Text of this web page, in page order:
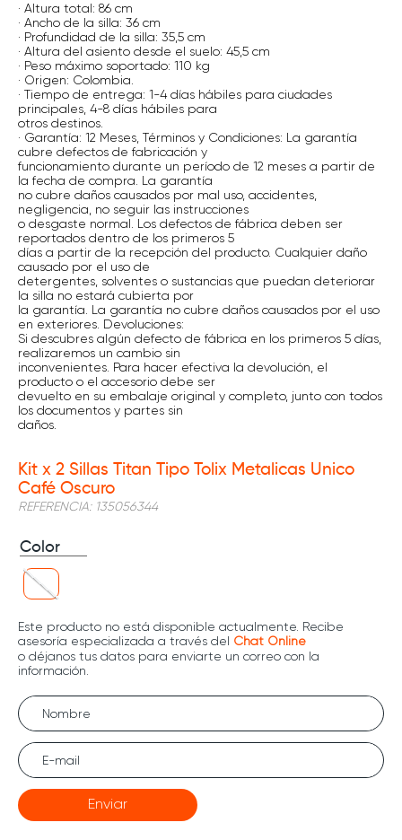
· Altura total: 86 cm
· Ancho de la silla: 36 cm
· Profundidad de la silla: 35,5 cm
· Altura del asiento desde el suelo: 45,5 cm
· Peso máximo soportado: 110 kg
· Origen: Colombia.
· Tiempo de entrega: 1-4 días hábiles para ciudades
principales, 4-8 días hábiles para
otros destinos.
· Garantía: 12 Meses, Términos y Condiciones: La garantía
cubre defectos de fabricación y
funcionamiento durante un período de 12 meses a partir de
la fecha de compra. La garantía
no cubre daños causados por mal uso, accidentes,
negligencia, no seguir las instrucciones
o desgaste normal. Los defectos de fábrica deben ser
reportados dentro de los primeros 5
días a partir de la recepción del producto. Cualquier daño
causado por el uso de
detergentes, solventes o sustancias que puedan deteriorar
la silla no estará cubierta por
la garantía. La garantía no cubre daños causados por el uso
en exteriores. Devoluciones:
Si descubres algún defecto de fábrica en los primeros 5 días,
realizaremos un cambio sin
inconvenientes. Para hacer efectiva la devolución, el
producto o el accesorio debe ser
devuelto en su embalaje original y completo, junto con todos
los documentos y partes sin
daños.
Kit x 2 Sillas Titan Tipo Tolix Metalicas Unico
Café Oscuro
REFERENCIA: 135056344
Color
Enviar